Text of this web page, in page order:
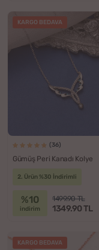
KARGO BEDAVA
(36)
Gümüş Peri Kanadı Kolye
2. Ürün %30 İndirimli
%10
indirim
1499.90 TL
1349.90 TL
KARGO BEDAVA